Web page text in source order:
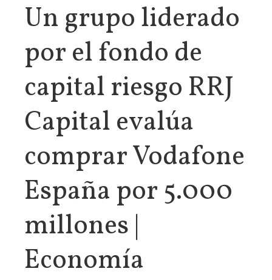
Un grupo liderado
por el fondo de
capital riesgo RRJ
Capital evalúa
comprar Vodafone
España por 5.000
millones |
Economía